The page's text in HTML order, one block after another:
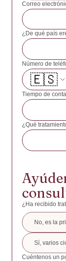
Correo
¿De qué país
Afganistán
Albania
Samoa
Antártida
Antigua y
Armenia
Aruba
Número de
🇪🇸
Tiempo de
10:00 - 12:00
14:00 - 16:00
16:00 - 18:00
¿Qué
FIV/ICSI
FIV/ICSI
Vitrificación
¿Ha recibido
No, es la
Sí, varios
Cuéntenos un